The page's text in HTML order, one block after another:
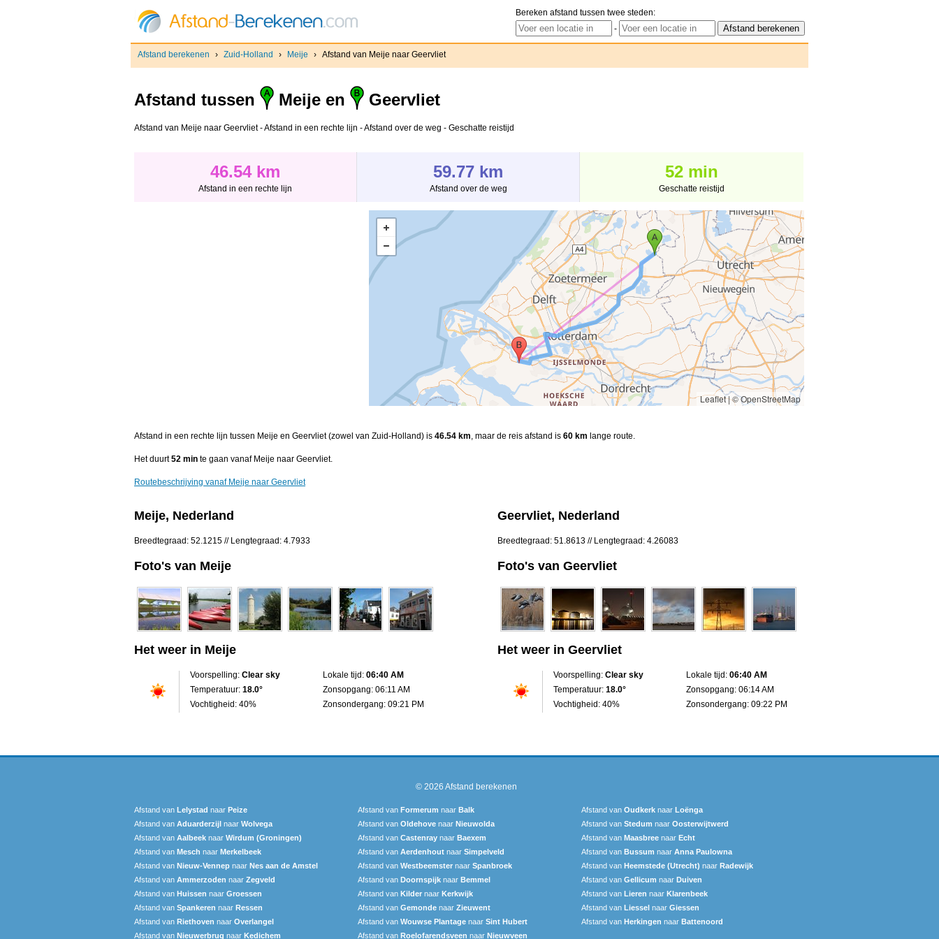
Bereken afstand tussen twee steden:
-
Afstand berekenen › Zuid-Holland › Meije › Afstand van Meije naar Geervliet
Afstand tussen Meije en Geervliet
Afstand van Meije naar Geervliet - Afstand in een rechte lijn - Afstand over de weg - Geschatte reistijd
46.54 km
Afstand in een rechte lijn
59.77 km
Afstand over de weg
52 min
Geschatte reistijd
Leaflet|© OpenStreetMap
Afstand in een rechte lijn tussen Meije en Geervliet (zowel van Zuid-Holland) is 46.54 km, maar de reis afstand is 60 km lange route.
Het duurt52 min te gaan vanaf Meije naar Geervliet.
Routebeschrijving vanaf Meije naar Geervliet
Meije, Nederland
Breedtegraad: 52.1215 // Lengtegraad: 4.7933
Foto's van Meije
Het weer in Meije
Voorspelling: Clear sky
Temperatuur: 18.0°
Vochtigheid: 40%
Lokale tijd: 06:40 AM
Zonsopgang: 06:11 AM
Zonsondergang: 09:21 PM
Geervliet, Nederland
Breedtegraad: 51.8613 // Lengtegraad: 4.26083
Foto's van Geervliet
Het weer in Geervliet
Voorspelling: Clear sky
Temperatuur: 18.0°
Vochtigheid: 40%
Lokale tijd: 06:40 AM
Zonsopgang: 06:14 AM
Zonsondergang: 09:22 PM
© 2026 Afstand berekenen
Afstand van Lelystad naar Peize Afstand van Formerum naar Balk Afstand van Oudkerk naar Loënga
Afstand van Aduarderzijl naar Wolvega Afstand van Oldehove naar Nieuwolda Afstand van Stedum naar Oosterwijtwerd
Afstand van Aalbeek naar Wirdum (Groningen) Afstand van Castenray naar Baexem Afstand van Maasbree naar Echt
Afstand van Mesch naar Merkelbeek Afstand van Aerdenhout naar Simpelveld Afstand van Bussum naar Anna Paulowna
Afstand van Nieuw-Vennep naar Nes aan de Amstel Afstand van Westbeemster naar Spanbroek Afstand van Heemstede (Utrecht) naar Radewijk
Afstand van Ammerzoden naar Zegveld Afstand van Doornspijk naar Bemmel Afstand van Gellicum naar Duiven
Afstand van Huissen naar Groessen Afstand van Kilder naar Kerkwijk Afstand van Lieren naar Klarenbeek
Afstand van Spankeren naar Ressen Afstand van Gemonde naar Zieuwent Afstand van Liessel naar Giessen
Afstand van Riethoven naar Overlangel Afstand van Wouwse Plantage naar Sint Hubert Afstand van Herkingen naar Battenoord
Afstand van Nieuwerbrug naar Kedichem Afstand van Roelofarendsveen naar Nieuwveen